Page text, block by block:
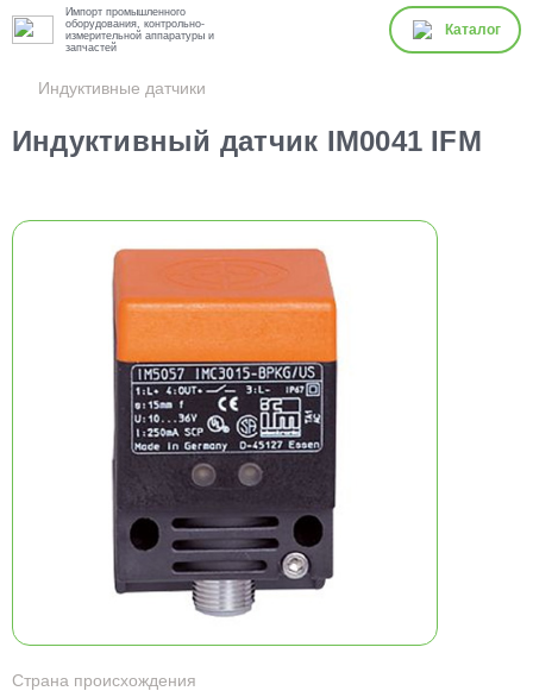
Импорт промышленного
оборудования, контрольно-
измерительной аппаратуры и
запчастей
Каталог
Индуктивные датчики
Индуктивный датчик IM0041 IFM
Страна происхождения